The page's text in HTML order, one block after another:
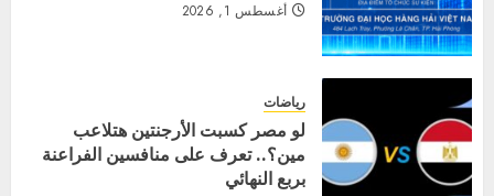
أغسطس 1, 2026
رياضات
لو مصر كسبت الأرجنتين هتلاعب
مين؟.. تعرف على منافسين الفراعنة
بربع النهائي